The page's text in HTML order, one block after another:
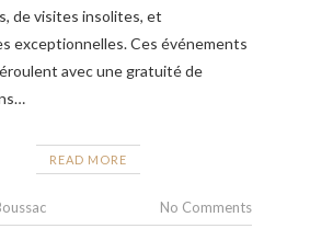
de visites insolites, et
exceptionnelles. Ces événements
avec une gratuité de
READ MORE
No Comments